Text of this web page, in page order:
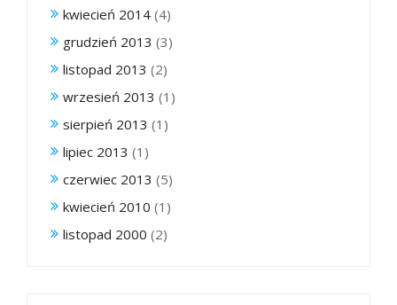
kwiecień 2014 (4)
grudzień 2013 (3)
listopad 2013 (2)
wrzesień 2013 (1)
sierpień 2013 (1)
lipiec 2013 (1)
czerwiec 2013 (5)
kwiecień 2010 (1)
listopad 2000 (2)